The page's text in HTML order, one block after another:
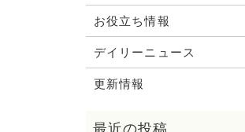
お役立ち情報
デイリーニュース
更新情報